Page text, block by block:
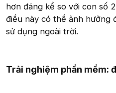
hơn đáng kể so với con số
điều này có thể ảnh hưởng
sử dụng ngoài trời.
Trải nghiệm phần mềm: